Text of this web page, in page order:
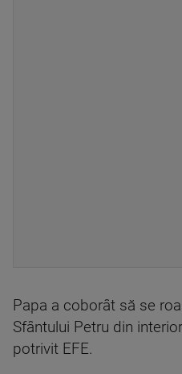
Papa a coborât să se
Sfântului Petru din
potrivit EFE.